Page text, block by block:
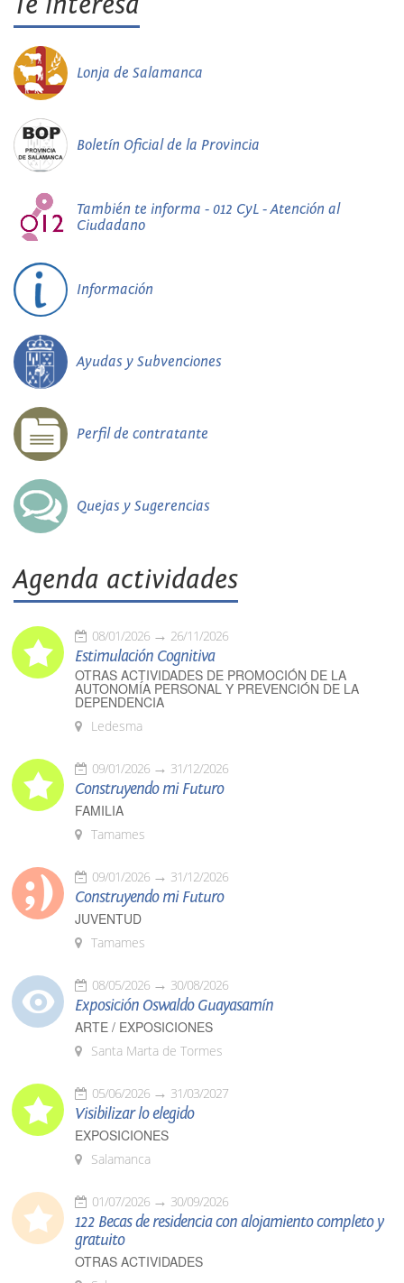
Lonja de Salamanca
Boletín Oficial de la Provincia
También te informa - 012 CyL - Atención al
Ciudadano
Información
Ayudas y Subvenciones
Perfil de contratante
Quejas y Sugerencias
Agenda actividades
08/01/2026 26/11/2026
Estimulación Cognitiva
OTRAS ACTIVIDADES DE PROMOCIÓN DE LA
AUTONOMÍA PERSONAL Y PREVENCIÓN DE LA
DEPENDENCIA
Ledesma
09/01/2026 31/12/2026
Construyendo mi Futuro
FAMILIA
Tamames
09/01/2026 31/12/2026
Construyendo mi Futuro
JUVENTUD
Tamames
08/05/2026 30/08/2026
Exposición Oswaldo Guayasamín
ARTE / EXPOSICIONES
Santa Marta de Tormes
05/06/2026 31/03/2027
Visibilizar lo elegido
EXPOSICIONES
Salamanca
01/07/2026 30/09/2026
122 Becas de residencia con alojamiento completo y
gratuito
OTRAS ACTIVIDADES